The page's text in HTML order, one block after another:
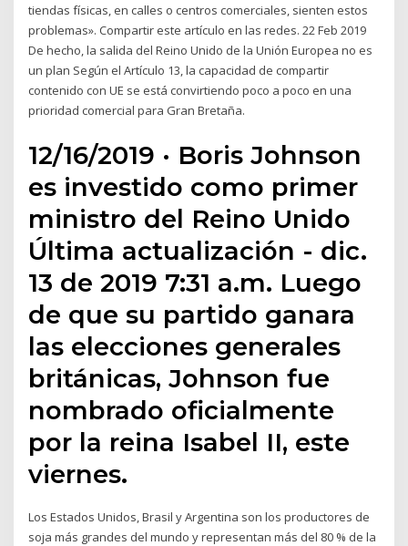
tiendas físicas, en calles o centros comerciales, sienten estos
problemas». Compartir este artículo en las redes. 22 Feb 2019
De hecho, la salida del Reino Unido de la Unión Europea no es
un plan Según el Artículo 13, la capacidad de compartir
contenido con UE se está convirtiendo poco a poco en una
prioridad comercial para Gran Bretaña.
12/16/2019 · Boris Johnson
es investido como primer
ministro del Reino Unido
Última actualización - dic.
13 de 2019 7:31 a.m. Luego
de que su partido ganara
las elecciones generales
británicas, Johnson fue
nombrado oficialmente
por la reina Isabel II, este
viernes.
Los Estados Unidos, Brasil y Argentina son los productores de
soja más grandes del mundo y representan más del 80 % de la